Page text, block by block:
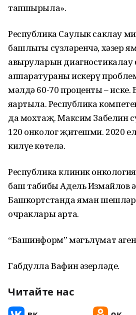
тапшырыла».
Республика Саулык саклау
башлыгы сүзләренчә, хәзер
авыруларын диагностикалау
аппаратураның искерү
мәлдә 60-70 проценты – иске.
яңартыла. Республика
да мохтаҗ. Максим Забелин
120 онколог җитешми. 2020
килүе көтелә.
Республика клиник
баш табибы Адель Измайлов
Башкортстанда яман
очраклары арта.
“Башинформ” мәгълүмат
Габдулла Вафин әзерләде.
Читайте нас